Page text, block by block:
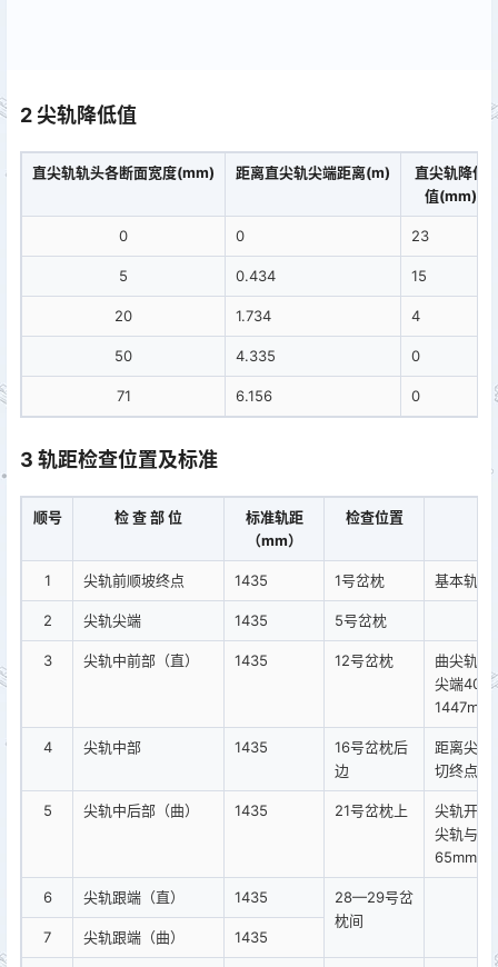
2 尖轨降低值
直尖轨轨头各断面宽度(mm) 距离直尖轨尖端距离(m)
直尖轨降低
值(mm)
0 0 23
5 0.434 15
20 1.734 4
50 4.335 0
71 6.156 0
3 轨距检查位置及标准
顺号 检 查 部 位
标准轨距
（mm）
检查位置
1 尖轨前顺坡终点 1435 1号岔枕 基本轨接
2 尖轨尖端 1435 5号岔枕
3 尖轨中前部（直） 1435 12号岔枕
曲尖轨轨
尖端
1447mm
4 尖轨中部 1435
16号岔枕后
边
距离尖端
切终点）
5 尖轨中后部（曲） 1435 21号岔枕上
尖轨开通
尖轨与基
65mm
6 尖轨跟端（直） 1435
28—29号岔
枕间
7
尖轨跟端（曲） 1435